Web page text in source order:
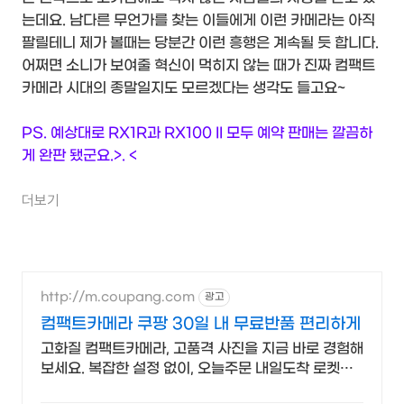
는데요. 남다른 무언가를 찾는 이들에게 이런 카메라는 아직
팔릴테니 제가 볼때는 당분간 이런 흥행은 계속될 듯 합니다.
어쩌면 소니가 보여줄 혁신이 먹히지 않는 때가 진짜 컴팩트
카메라 시대의 종말일지도 모르겠다는 생각도 들고요~
PS. 예상대로 RX1R과 RX100 II 모두 예약 판매는 깔끔하
게 완판 됐군요.>. <
더보기
http://m.coupang.com 광고
컴팩트카메라 쿠팡 30일 내 무료반품 편리하게
고화질 컴팩트카메라, 고품격 사진을 지금 바로 경험해
보세요. 복잡한 설정 없이, 오늘주문 내일도착 로켓배